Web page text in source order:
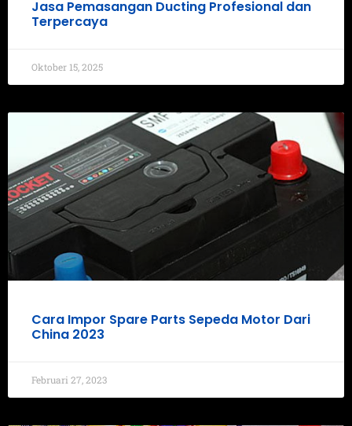
Jasa Pemasangan Ducting Profesional dan
Terpercaya
Oktober 15, 2025
Cara Impor Spare Parts Sepeda Motor Dari
China 2023
Februari 27, 2023